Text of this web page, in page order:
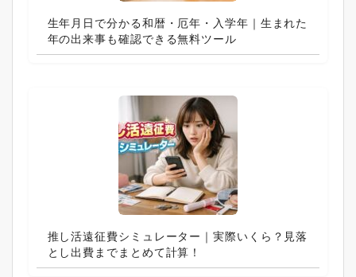
生年月日で分かる和暦・厄年・入学年｜生まれた
年の出来事も確認できる無料ツール
推し活遠征費シミュレーター｜実際いくら？見落
とし出費までまとめて計算！